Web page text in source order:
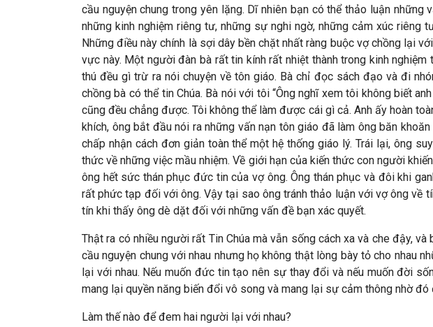
cầu nguyện chung trong yên lặng. Dĩ nhiên bạn có thể thảo luận
những kinh nghiệm riêng tư, những sự nghi ngờ, những cảm xúc
Những điều này chính là sợi dây bền chặt nhất ràng buộc vợ chồng lại
vực này. Một người đàn bà rất tin kính rất nhiệt thành trong kinh
thú đều gì trừ ra nói chuyện về tôn giáo. Bà chỉ đọc sách đạo và đi
chồng bà có thể tin Chúa. Bà nói với tôi “Ông nghĩ xem tôi không biết
cũng đều chẳng được. Tôi không thể làm được cái gì cả. Anh ấy hoàn
khích, ông bắt đầu nói ra những vấn nạn tôn giáo đã làm ông băn
chấp nhận cách đơn giản toàn thể một hệ thống giáo lý. Trái lại, ông
thức về những việc mầu nhiệm. Về giới hạn của kiến thức con người
ông hết sức thán phục đức tin của vợ ông. Ông thán phục và đôi khi
rất phức tạp đối với ông. Vậy tại sao ông tránh thảo luận với vợ ông
tín khi thấy ông dè dặt đối với những vấn đề bạn xác quyết.
Thật ra có nhiều người rất Tin Chúa mà vẫn sống cách xa và che đậy,
cầu nguyện chung với nhau nhưng họ không thật lòng bày tỏ cho nhau
lại với nhau. Nếu muốn đức tin tạo nên sự thay đổi và nếu muốn đời
mang lại quyền năng biến đổi vô song và mang lại sự cảm thông nhờ
Làm thế nào để đem hai người lại với nhau?